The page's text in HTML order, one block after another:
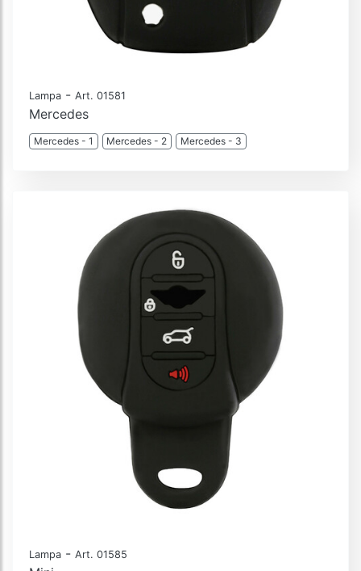
Lampa - Art. 01581
Mercedes
Mercedes - 1 Mercedes - 2 Mercedes - 3
Lampa - Art. 01585